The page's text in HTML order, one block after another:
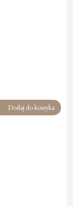
Dodaj do koszyka